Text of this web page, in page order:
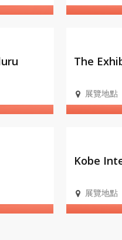
The
展覽地點
Kobe
展覽地點